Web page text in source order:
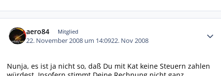
aero84 Mitglied
22. November 2008 um 14:0922. Nov 2008
Nunja, es ist ja nicht so, daß Du mit Kat keine Steuern zahlen